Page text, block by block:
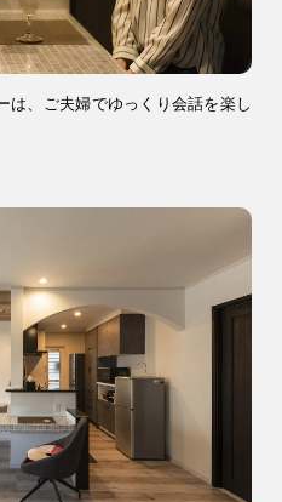
は、ご夫婦でゆっくり会話を楽し
時〜18時